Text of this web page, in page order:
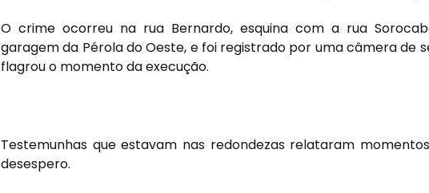
O crime ocorreu na rua Bernardo, esquina com a rua
garagem da Pérola do Oeste, e foi registrado por uma câmera de
flagrou o momento da execução.
Testemunhas que estavam nas redondezas relataram
desespero.